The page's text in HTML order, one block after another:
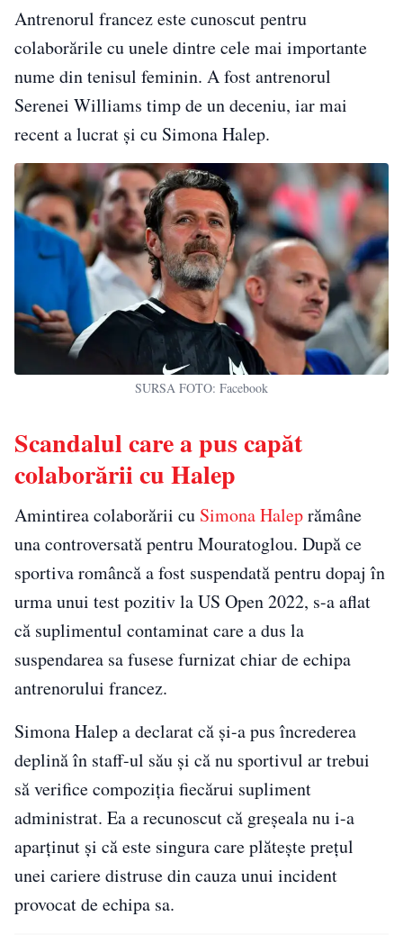
Antrenorul francez este cunoscut pentru
colaborările cu unele dintre cele mai importante
nume din tenisul feminin. A fost antrenorul
Serenei Williams timp de un deceniu, iar mai
recent a lucrat și cu Simona Halep.
SURSA FOTO: Facebook
Scandalul care a pus capăt
colaborării cu Halep
Amintirea colaborării cu Simona Haleprămâne
una controversată pentru Mouratoglou. După ce
sportiva româncă a fost suspendată pentru dopaj în
urma unui test pozitiv la US Open 2022, s-a aflat
că suplimentul contaminat care a dus la
suspendarea sa fusese furnizat chiar de echipa
antrenorului francez.
Simona Halep a declarat că și-a pus încrederea
deplină în staff-ul său și că nu sportivul ar trebui
să verifice compoziția fiecărui supliment
administrat. Ea a recunoscut că greșeala nu i-a
aparținut și că este singura care plătește prețul
unei cariere distruse din cauza unui incident
provocat de echipa sa.